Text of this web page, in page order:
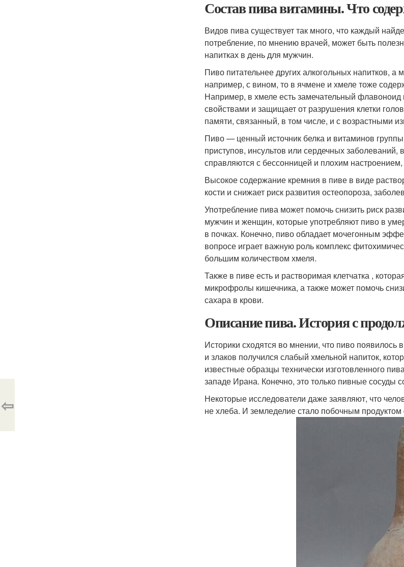
Состав пива витамины. Что
Видов пива существует так много, что каждый
потребление, по мнению врачей, может быть
напитках в день для мужчин.
Пиво питательнее других алкогольных напитков, а
например, с вином, то в ячмене и хмеле тоже
Например, в хмеле есть замечательный флавоноид
свойствами и защищает от разрушения клетки
памяти, связанный, в том числе, и с возрастными
Пиво — ценный источник белка и витаминов
приступов, инсультов или сердечных
справляются с бессонницей и плохим
Высокое содержание кремния в пиве в виде
кости и снижает риск развития остеопороза,
Употребление пива может помочь снизить риск
мужчин и женщин, которые употребляют пиво в
в почках. Конечно, пиво обладает мочегонным
вопросе играет важную роль комплекс
большим количеством хмеля.
Также в пиве есть и растворимая клетчатка ,
микрофролы кишечника, а также может помочь
сахара в крови.
Описание пива. История с
Историки сходятся во мнении, что пиво
и злаков получился слабый хмельной напиток,
известные образцы технически изготовленного
западе Ирана. Конечно, это только пивные сосуды
Некоторые исследователи даже заявляют, что
не хлеба. И земледелие стало побочным
⇦